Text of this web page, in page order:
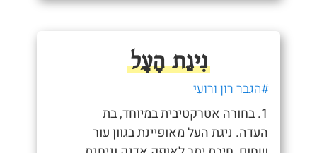
נִיגַת הָעָל
#הגבר רון ורועי
1. בחורה אטרקטיבית במיוחד, בת
העדה. ניגת העל מאופיינת בגוון עור